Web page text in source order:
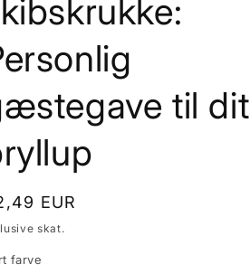
til dit
EUR
skat.
farve